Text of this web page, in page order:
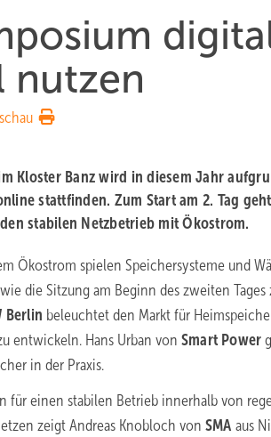
nutzen
Kloster Banz wird in diesem Jahr
stattfinden. Zum Start am 2. Tag
stabilen Netzbetrieb mit Ökostrom.
Ökostrom spielen Speichersysteme und
die Sitzung am Beginn des zweiten Tages
Berlin beleuchtet den Markt für
entwickeln. Hans Urban von Smart Power
in der Praxis.
für einen stabilen Betrieb innerhalb von
zeigt Andreas Knobloch von SMA aus